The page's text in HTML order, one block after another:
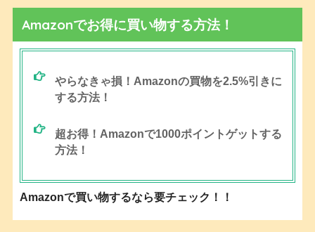
Amazonでお得に買い物する方法！
やらなきゃ損！Amazonの買物を2.5%引きに
する方法！
超お得！Amazonで1000ポイントゲットする
方法！
Amazonで買い物するなら要チェック！！